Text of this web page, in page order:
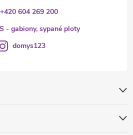
+420 604 269 200
- gabiony, sypané ploty
domys123